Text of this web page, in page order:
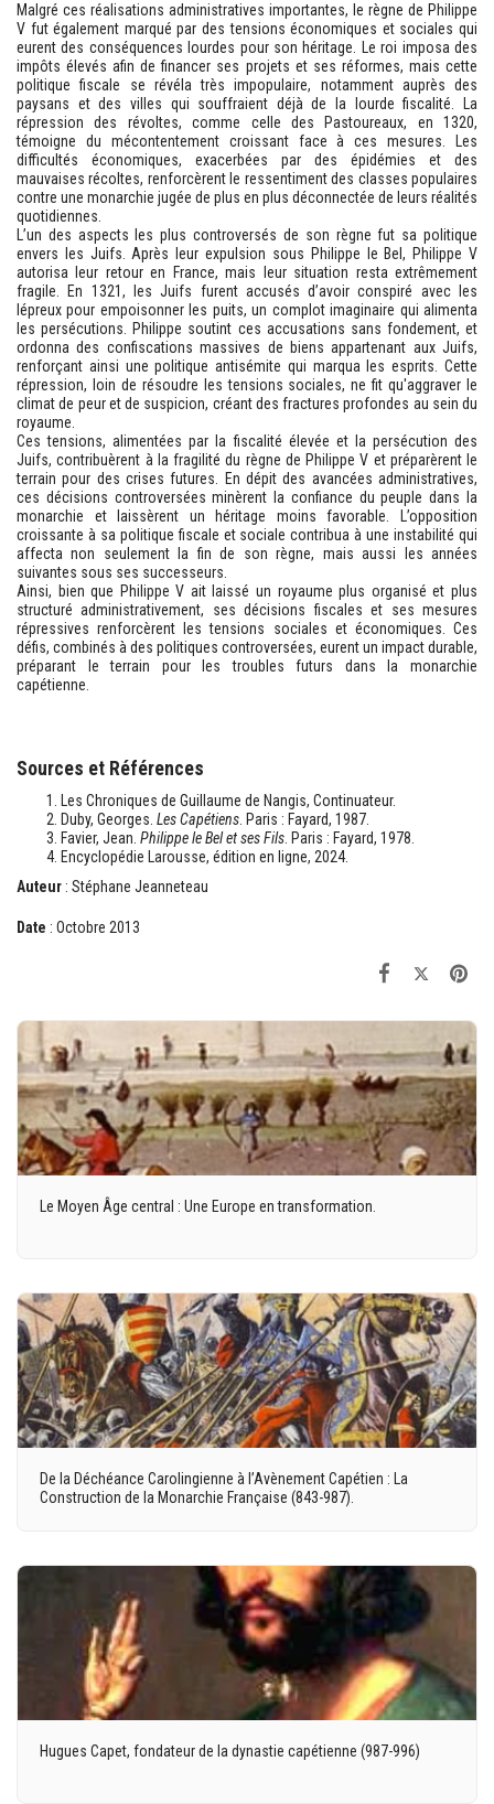
Malgré ces réalisations administratives importantes, le règne de Philippe
V fut également marqué par des tensions économiques et sociales qui
eurent des conséquences lourdes pour son héritage. Le roi imposa des
impôts élevés afin de financer ses projets et ses réformes, mais cette
politique fiscale se révéla très impopulaire, notamment auprès des
paysans et des villes qui souffraient déjà de la lourde fiscalité. La
répression des révoltes, comme celle des Pastoureaux, en 1320,
témoigne du mécontentement croissant face à ces mesures. Les
difficultés économiques, exacerbées par des épidémies et des
mauvaises récoltes, renforcèrent le ressentiment des classes populaires
contre une monarchie jugée de plus en plus déconnectée de leurs réalités
quotidiennes.
L’un des aspects les plus controversés de son règne fut sa politique
envers les Juifs. Après leur expulsion sous Philippe le Bel, Philippe V
autorisa leur retour en France, mais leur situation resta extrêmement
fragile. En 1321, les Juifs furent accusés d’avoir conspiré avec les
lépreux pour empoisonner les puits, un complot imaginaire qui alimenta
les persécutions. Philippe soutint ces accusations sans fondement, et
ordonna des confiscations massives de biens appartenant aux Juifs,
renforçant ainsi une politique antisémite qui marqua les esprits. Cette
répression, loin de résoudre les tensions sociales, ne fit qu'aggraver le
climat de peur et de suspicion, créant des fractures profondes au sein du
royaume.
Ces tensions, alimentées par la fiscalité élevée et la persécution des
Juifs, contribuèrent à la fragilité du règne de Philippe V et préparèrent le
terrain pour des crises futures. En dépit des avancées administratives,
ces décisions controversées minèrent la confiance du peuple dans la
monarchie et laissèrent un héritage moins favorable. L’opposition
croissante à sa politique fiscale et sociale contribua à une instabilité qui
affecta non seulement la fin de son règne, mais aussi les années
suivantes sous ses successeurs.
Ainsi, bien que Philippe V ait laissé un royaume plus organisé et plus
structuré administrativement, ses décisions fiscales et ses mesures
répressives renforcèrent les tensions sociales et économiques. Ces
défis, combinés à des politiques controversées, eurent un impact durable,
préparant le terrain pour les troubles futurs dans la monarchie
capétienne.
Sources et Références
Les Chroniques de Guillaume de Nangis, Continuateur.
Duby, Georges. Les Capétiens. Paris : Fayard, 1987.
Favier, Jean. Philippe le Bel et ses Fils. Paris : Fayard, 1978.
Encyclopédie Larousse, édition en ligne, 2024.
Auteur : Stéphane Jeanneteau
Date : Octobre 2013
Le Moyen Âge central : Une Europe en transformation.
De la Déchéance Carolingienne à l’Avènement Capétien : La
Construction de la Monarchie Française (843-987).
Hugues Capet, fondateur de la dynastie capétienne (987-996)